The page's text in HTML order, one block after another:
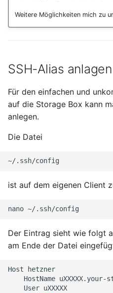
Oktober 2019
September 2018
Mai 2018
April 2018
Februar 2018
Januar 2018
Oktober 2016
Oktober 2013
Weitere Möglichkeiten mich zu
SSH-Alias anlagen
Für den einfachen und
auf die Storage Box kann
anlegen.
Die Datei
ist auf dem eigenen Client
nano
Der Eintrag sieht wie folgt
am Ende der Datei
Host
HostName
User